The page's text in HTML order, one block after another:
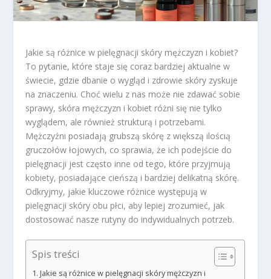
Jakie są różnice w pielęgnacji skóry mężczyzn i kobiet?
To pytanie, które staje się coraz bardziej aktualne w
świecie, gdzie dbanie o wygląd i zdrowie skóry zyskuje
na znaczeniu. Choć wielu z nas może nie zdawać sobie
sprawy, skóra mężczyzn i kobiet różni się nie tylko
wyglądem, ale również strukturą i potrzebami.
Mężczyźni posiadają grubszą skórę z większą ilością
gruczołów łojowych, co sprawia, że ich podejście do
pielęgnacji jest często inne od tego, które przyjmują
kobiety, posiadające cieńszą i bardziej delikatną skórę.
Odkryjmy, jakie kluczowe różnice występują w
pielęgnacji skóry obu płci, aby lepiej zrozumieć, jak
dostosować nasze rutyny do indywidualnych potrzeb.
Spis treści
Jakie są różnice w pielęgnacji skóry mężczyzn i